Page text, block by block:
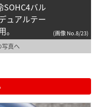
バル
ュアルテー
(画像 No.8/23)
写真へ